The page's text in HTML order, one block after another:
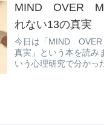
MIND OVER
れない13の真実
今日は「MIND
真実」という本を読みました。 人間がお金を前にしてどのよう